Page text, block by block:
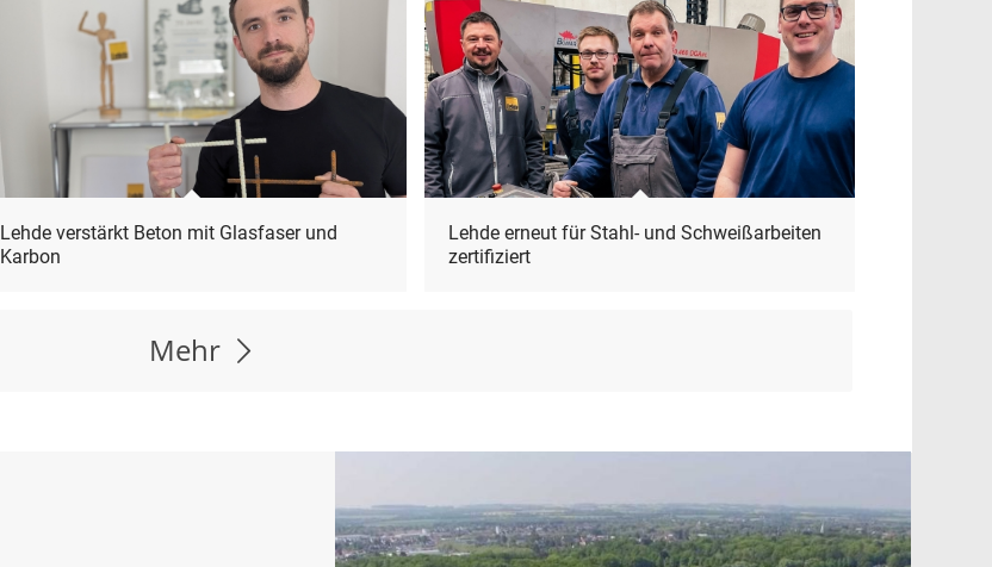
Lehde verstärkt Beton mit Glasfaser und
Karbon
Lehde erneut für Stahl- und Schweißarbeiten
zertifiziert
Mehr